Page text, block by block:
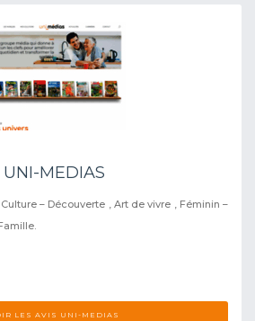
UNI-MEDIAS
– Découverte , Art de vivre , Féminin –
LES AVIS UNI-MEDIAS